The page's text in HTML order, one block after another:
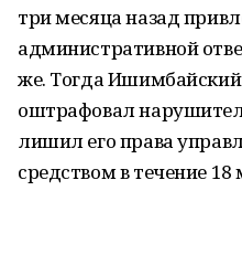
три месяца назад
административной
же. Тогда
оштрафовал
лишил его права
средством в течение 18